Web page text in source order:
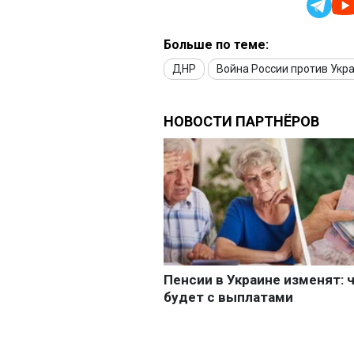
Больше по теме:
ДНР Война России против